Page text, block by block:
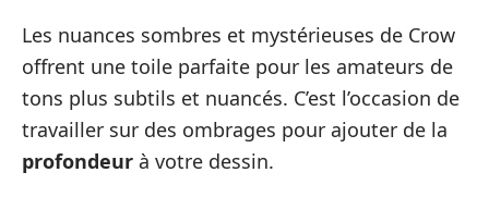
Les nuances sombres et mystérieuses de Crow
offrent une toile parfaite pour les amateurs de
tons plus subtils et nuancés. C’est l’occasion de
travailler sur des ombrages pour ajouter de la
profondeur à votre dessin.